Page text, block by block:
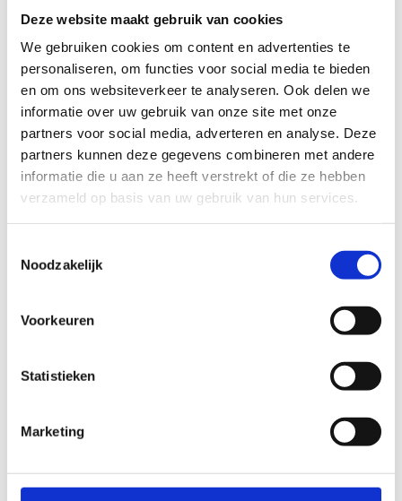
Deze website maakt gebruik van cookies
We gebruiken cookies om content en advertenties te
personaliseren, om functies voor social media te bieden
en om ons websiteverkeer te analyseren. Ook delen we
informatie over uw gebruik van onze site met onze
partners voor social media, adverteren en analyse. Deze
partners kunnen deze gegevens combineren met andere
informatie die u aan ze heeft verstrekt of die ze hebben
verzameld op basis van uw gebruik van hun services.
Noodzakelijk
Voorkeuren
Statistieken
Marketing
opties zodat deze nog beter in jouw praktijk past en aan jouw
wensen voldoet. Opties die je kan toepassen zijn:
Verhoogde maximale snelheid tot 22 km/u
Een loopvlak van 60 cm
Markering in het midden van het loopvlak
Safety Arch